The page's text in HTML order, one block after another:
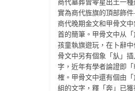
商代墓葬曾零星出土一
實為商代旌旗的頂部飾
商代晚期金文和甲骨文
首的簡筆。甲骨文中从
孩童執旗遊玩，在卜辭
骨文中另有個象「㫃」
字，近年有學者論證即
榷。甲骨文中還有個由
組的文字，釋「奔」已獲